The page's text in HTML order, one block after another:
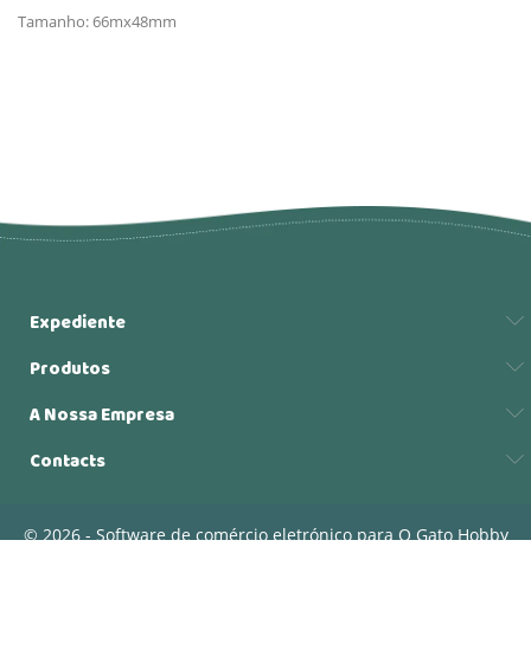
Tamanho: 66mx48mm
Expediente
Produtos
A Nossa Empresa
Contacts
© 2026 - Software de comércio eletrónico para O Gato Hobby